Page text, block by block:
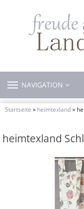
TOGGLE
NAVIGATION
Startseite » heimtexland»
heimtexland